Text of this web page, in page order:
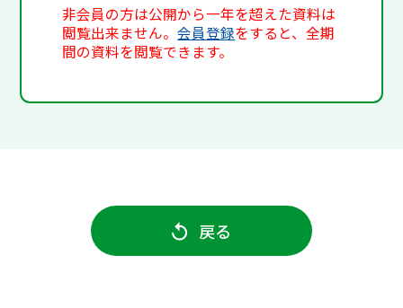
非会員の方は公開から一年を超えた資料は
閲覧出来ません。会員登録をすると、全期
間の資料を閲覧できます。
戻る